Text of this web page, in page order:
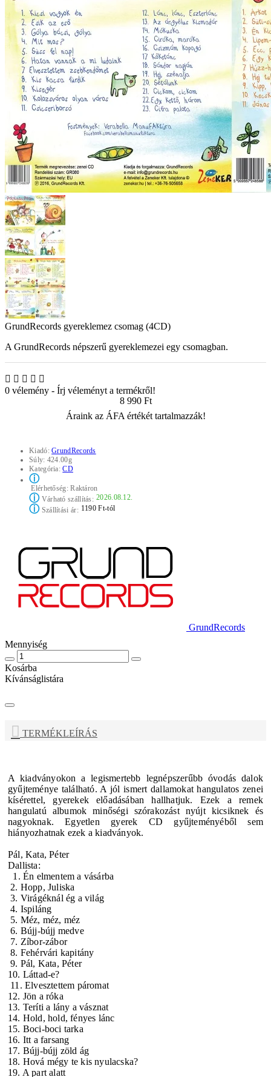
GrundRecords gyereklemez csomag (4CD)
A GrundRecords népszerű gyereklemezei egy csomagban.
0 vélemény - Írj véleményt a termékről!
8 990 Ft
Áraink az ÁFA értékét tartalmazzák!
Kiadó:GrundRecords
Súly: 424.00g
Kategória:CD
ⓘ
Elérhetőség:Raktáron
ⓘVárható szállítás: 2026.08.12.
ⓘSzállítási ár: 1190 Ft-tól
GrundRecords
Mennyiség
Kosárba
Kívánságlistára
TERMÉKLEÍRÁS
A kiadványokon a legismertebb legnépszerűbb óvodás dalok
gyűjteménye található. A jól ismert dallamokat hangulatos zenei
kísérettel, gyerekek előadásában hallhatjuk. Ezek a remek
hangulatú albumok minőségi szórakozást nyújt kicsiknek és
nagyoknak. Egyetlen gyerek CD gyűjteményéből sem
hiányozhatnak ezek a kiadványok.
Pál, Kata, Péter
Dallista:
1. Én elmentem a vásárba
2. Hopp, Juliska
3. Virágéknál ég a világ
4. Ispiláng
5. Méz, méz, méz
6. Bújj-bújj medve
7. Zíbor-zábor
8. Fehérvári kapitány
9. Pál, Kata, Péter
10. Láttad-e?
11. Elvesztettem páromat
12. Jön a róka
13. Teríti a lány a vásznat
14. Hold, hold, fényes lánc
15. Boci-boci tarka
16. Itt a farsang
17. Bújj-bújj zöld ág
18. Hová mégy te kis nyulacska?
19. A part alatt